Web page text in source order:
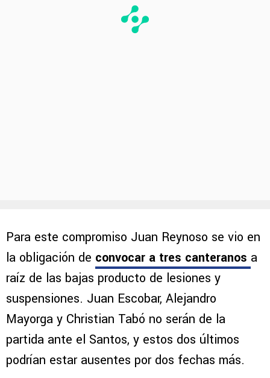
Para este compromiso Juan Reynoso se vio en
la obligación de convocar a tres canteranos a
raíz de las bajas producto de lesiones y
suspensiones. Juan Escobar, Alejandro
Mayorga y Christian Tabó no serán de la
partida ante el Santos, y estos dos últimos
podrían estar ausentes por dos fechas más.